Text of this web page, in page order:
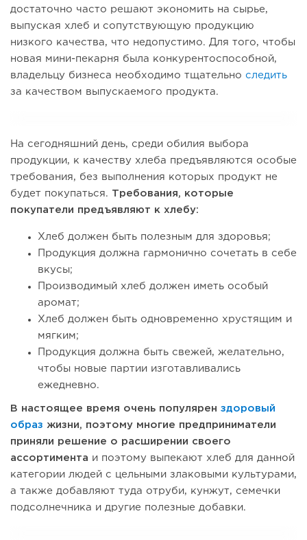
достаточно часто решают экономить на сырье,
выпуская хлеб и сопутствующую продукцию
низкого качества, что недопустимо. Для того, чтобы
новая мини-пекарня была конкурентоспособной,
владельцу бизнеса необходимо тщательно следить
за качеством выпускаемого продукта.
На сегодняшний день, среди обилия выбора
продукции, к качеству хлеба предъявляются особые
требования, без выполнения которых продукт не
будет покупаться. Требования, которые
покупатели предъявляют к хлебу:
Хлеб должен быть полезным для здоровья;
Продукция должна гармонично сочетать в себе
вкусы;
Производимый хлеб должен иметь особый
аромат;
Хлеб должен быть одновременно хрустящим и
мягким;
Продукция должна быть свежей, желательно,
чтобы новые партии изготавливались
ежедневно.
В настоящее время очень популярен здоровый
образ жизни, поэтому многие предприниматели
приняли решение о расширении своего
ассортимента и поэтому выпекают хлеб для данной
категории людей с цельными злаковыми культурами,
а также добавляют туда отруби, кунжут, семечки
подсолнечника и другие полезные добавки.